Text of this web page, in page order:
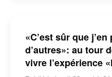
«C’est sûr que
d’autres»: au tour
vivre l’expérience